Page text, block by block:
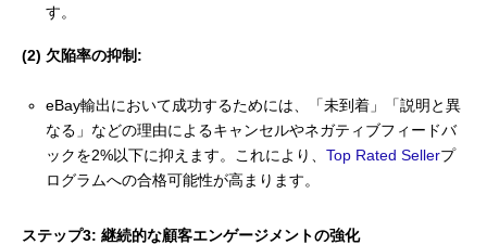
す。
(2) 欠陥率の抑制:
eBay輸出において成功するためには、「未到着」「説明と異
なる」などの理由によるキャンセルやネガティブフィードバ
ックを2%以下に抑えます。これにより、Top Rated Sellerプ
ログラムへの合格可能性が高まります。
ステップ3: 継続的な顧客エンゲージメントの強化